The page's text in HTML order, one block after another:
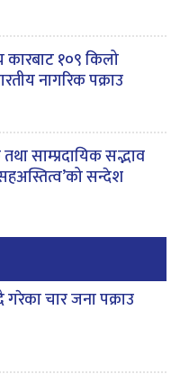
कारबाट १०९ किलो
नागरिक पक्राउ
तथा साम्प्रदायिक सद्भाव
सन्देश
चार जना पक्राउ